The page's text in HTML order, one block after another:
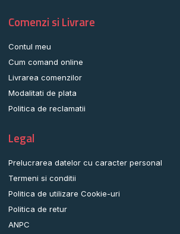
Comenzi si Livrare
Contul meu
Cum comand online
Livrarea comenzilor
Modalitati de plata
Politica de reclamatii
Legal
Prelucrarea datelor cu caracter personal
Termeni si conditii
Politica de utilizare Cookie-uri
Politica de retur
ANPC